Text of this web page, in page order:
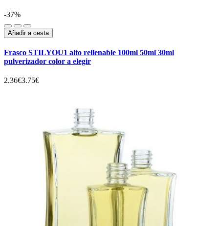
-37%
Añadir a cesta
Frasco STILYOU1 alto rellenable 100ml 50ml 30ml
pulverizador color a elegir
2.36€3.75€